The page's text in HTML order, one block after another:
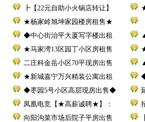
┣【22元自助小火锅店转让】
★杨家岭旭坤家园楼房租售★
◆中心街治平大厦写字楼出租
★马家湾13区园丁小区房租售
二庄科金岳小区70平现房出售
★新城嘉宁万兴精装公寓出租
◆枣园5号小区高层现房出售◆
凤凰电竞【★高薪诚聘★】：
向阳沟菜市场后院子平房出售